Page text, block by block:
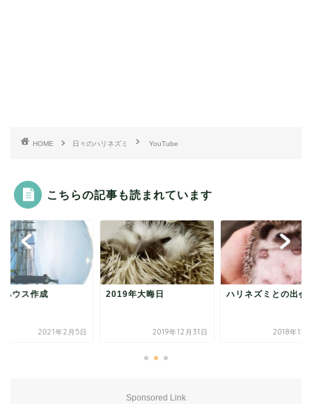
HOME 日々のハリネズミ YouTube
こちらの記事も読まれています
ハウス作成
2021年2月5日
2019年大晦日
2019年12月31日
ハリネズミとの出会
2018年12
Sponsored Link